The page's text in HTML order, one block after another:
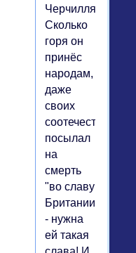
Черчилля.
Сколько
горя он
принёс
народам,
даже
своих
посылал
на
смерть
"во славу
Британии"
- нужна
ей такая